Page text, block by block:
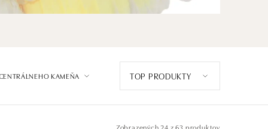
KAMEŇA TOP PRODUKTY
Zobrazených24 z 63 produktov